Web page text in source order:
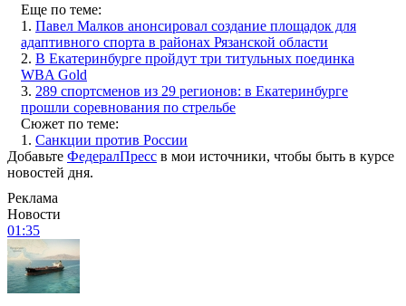
Еще по теме:
1. Павел Малков анонсировал создание площадок для
адаптивного спорта в районах Рязанской области
2. В Екатеринбурге пройдут три титульных поединка
WBA Gold
3. 289 спортсменов из 29 регионов: в Екатеринбурге
прошли соревнования по стрельбе
Сюжет по теме:
1. Санкции против России
Добавьте ФедералПресс в мои источники, чтобы быть в курсе
новостей дня.
Реклама
Новости
01:35